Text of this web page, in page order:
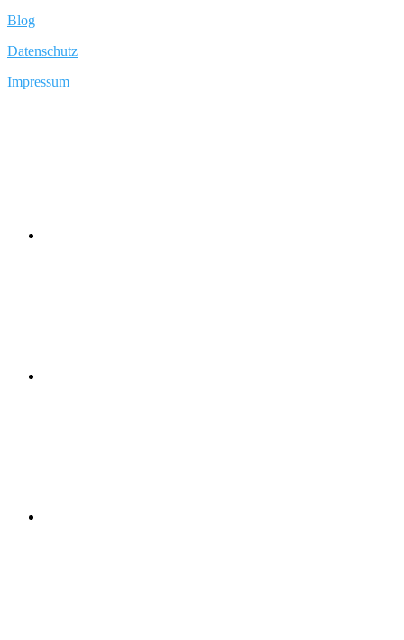
Blog
Datenschutz
Impressum